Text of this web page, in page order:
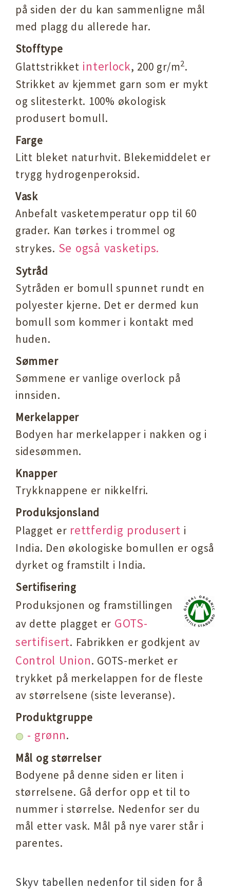
på siden der du kan sammenligne mål
med plagg du allerede har.
Stofftype
Glattstrikket interlock, 200 gr/m2.
Strikket av kjemmet garn som er mykt
og slitesterkt. 100% økologisk
produsert bomull.
Farge
Litt bleket naturhvit. Blekemiddelet er
trygg hydrogenperoksid.
Vask
Anbefalt vasketemperatur opp til 60
grader. Kan tørkes i trommel og
strykes. Se også vasketips.
Sytråd
Sytråden er bomull spunnet rundt en
polyester kjerne. Det er dermed kun
bomull som kommer i kontakt med
huden.
Sømmer
Sømmene er vanlige overlock på
innsiden.
Merkelapper
Bodyen har merkelapper i nakken og i
sidesømmen.
Knapper
Trykknappene er nikkelfri.
Produksjonsland
Plagget er rettferdig produsert i
India. Den økologiske bomullen er også
dyrket og framstilt i India.
Sertifisering
Produksjonen og framstillingen
av dette plagget er GOTS-
sertifisert. Fabrikken er godkjent av
Control Union. GOTS-merket er
trykket på merkelappen for de fleste
av størrelsene (siste leveranse).
Produktgruppe
- grønn.
Mål og størrelser
Bodyene på denne siden er liten i
størrelsene. Gå derfor opp et til to
nummer i størrelse. Nedenfor ser du
mål etter vask. Mål på nye varer står i
parentes.
Skyv tabellen nedenfor til siden for å